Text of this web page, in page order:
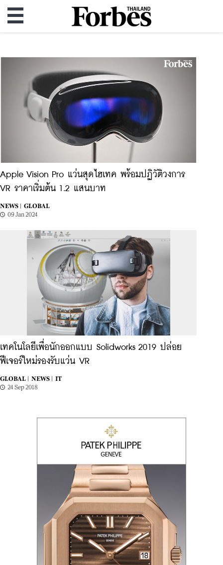
Apple Vision Pro แว่นสุดไฮเทค พร้อมปฏิวัติวงการ
VR ราคาเริ่มต้น 1.2 แสนบาท
NEWS |
GLOBAL
09 Jan 2024
เทคโนโลยีเพื่อนักออกแบบ Solidworks 2019 ปล่อย
ฟีเจอร์ใหม่รองรับแว่น VR
GLOBAL | NEWS |
IT
24 Sep 2018